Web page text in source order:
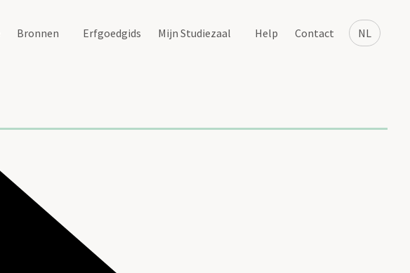
NL
Bronnen Erfgoedgids Mijn Studiezaal Help Contact